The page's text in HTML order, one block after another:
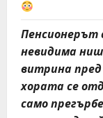
Пенсионерът
невидима
витрина
хората се
само